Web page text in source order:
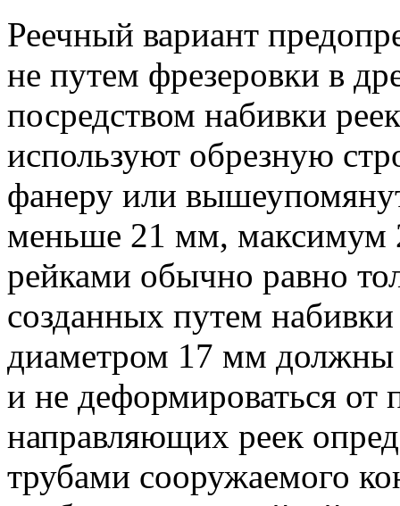
Реечный вариант
не путем фрезеровки в
посредством набивки
используют обрезную
фанеру или
меньше 21 мм, максимум
рейками обычно равно
созданных путем
диаметром 17 мм должны
и не деформироваться
направляющих реек
трубами сооружаемого